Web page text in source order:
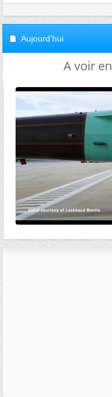
Aujourd'hui
A voir